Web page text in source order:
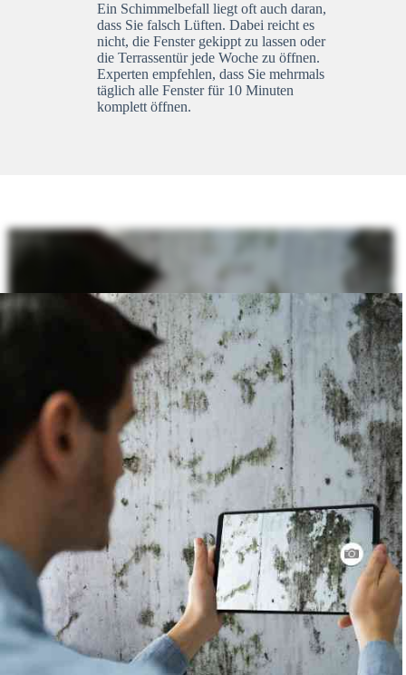
Ein Schimmelbefall liegt oft auch daran,
dass Sie falsch Lüften. Dabei reicht es
nicht, die Fenster gekippt zu lassen oder
die Terrassentür jede Woche zu öffnen.
Experten empfehlen, dass Sie mehrmals
täglich alle Fenster für 10 Minuten
komplett öffnen.